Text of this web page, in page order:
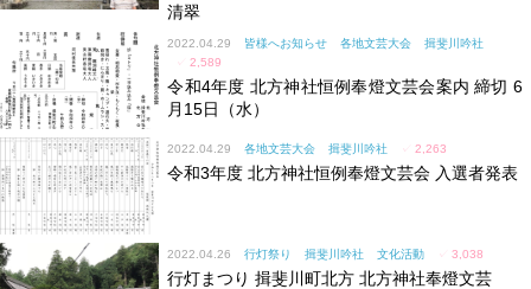
清翠
2022.04.29 皆様へお知らせ 各地文芸大会
揖斐川吟社
✓
2,589
令和4年度 北方神社恒例奉燈文芸会案内 締切 6
月15日（水）
2022.04.29 各地文芸大会 揖斐川吟社 ✓ 2,263
令和3年度 北方神社恒例奉燈文芸会 入選者発表
2022.04.26 行灯祭り 揖斐川吟社 文化活動 ✓ 3,038
行灯まつり 揖斐川町北方 北方神社奉燈文芸